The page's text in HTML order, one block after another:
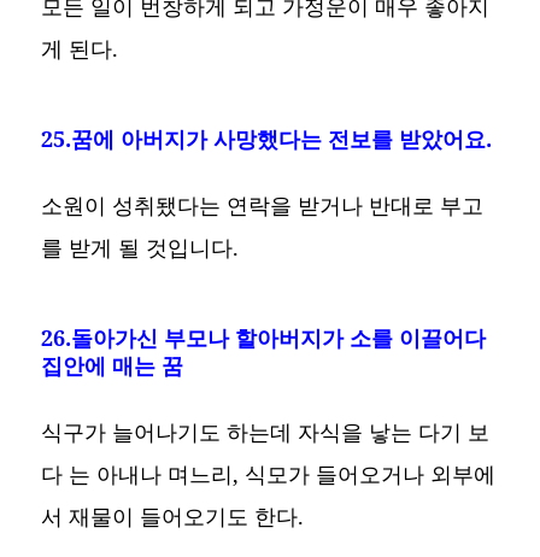
게 된다.
25.꿈에 아버지가 사망했다는 전보를 받았어요.
소원이 성취됐다는 연락을 받거나 반대로 부고
를 받게 될 것입니다.
26.돌아가신 부모나 할아버지가 소를 이끌어다
집안에 매는 꿈
식구가 늘어나기도 하는데 자식을 낳는 다기 보
다 는 아내나 며느리, 식모가 들어오거나 외부에
서 재물이 들어오기도 한다.